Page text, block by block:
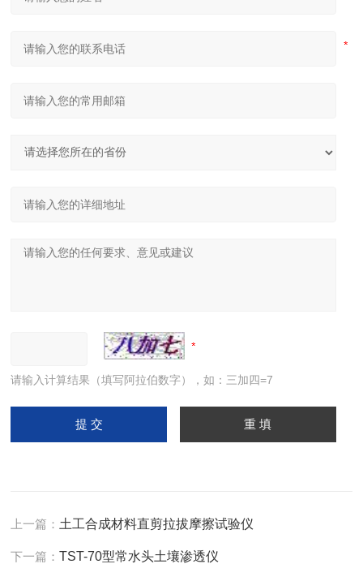
请输入计算结果（填写阿拉伯数字），如：三加四=7
上一篇： 土工合成材料直剪拉拔摩擦试验仪
下一篇：TST-70型常水头土壤渗透仪